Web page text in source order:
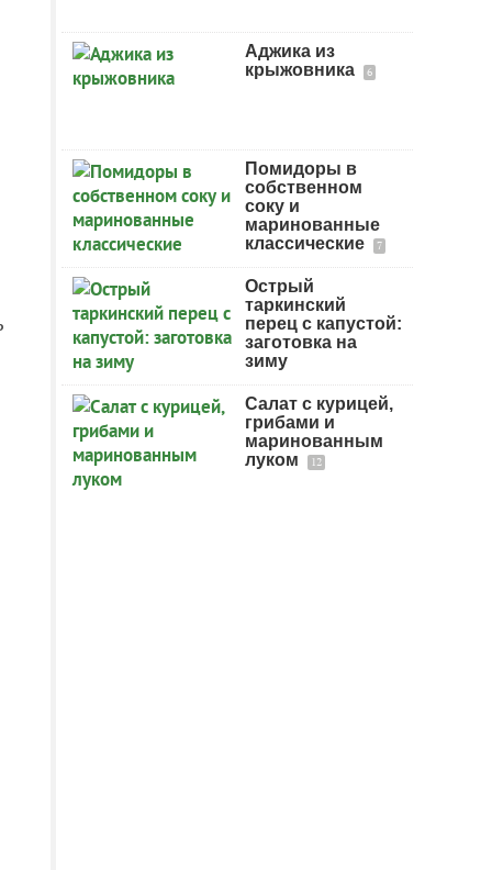
Аджика из
крыжовника
6
Помидоры в
собственном
соку и
маринованные
классические
7
Острый
таркинский
перец с капустой:
заготовка на
зиму
Салат с курицей,
грибами и
маринованным
луком
12